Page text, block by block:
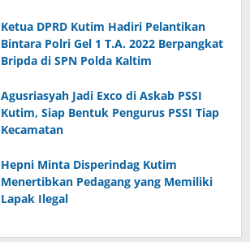
Ketua DPRD Kutim Hadiri Pelantikan
Bintara Polri Gel 1 T.A. 2022 Berpangkat
Bripda di SPN Polda Kaltim
Agusriasyah Jadi Exco di Askab PSSI
Kutim, Siap Bentuk Pengurus PSSI Tiap
Kecamatan
Hepni Minta Disperindag Kutim
Menertibkan Pedagang yang Memiliki
Lapak Ilegal